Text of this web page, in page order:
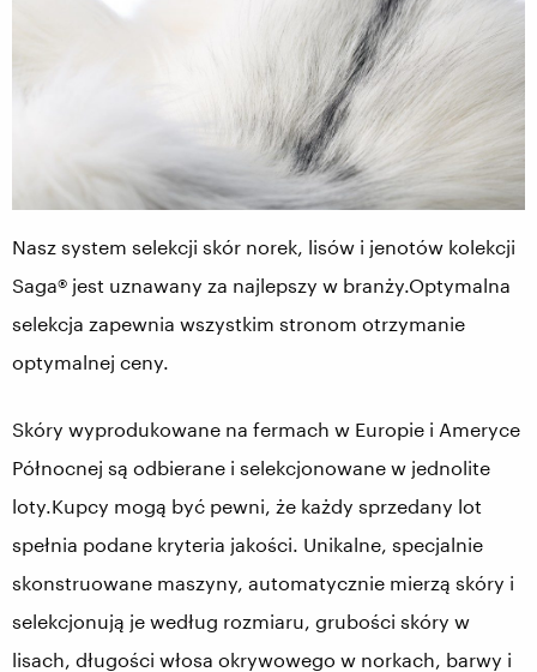
Nasz system selekcji skór norek, lisów i jenotów kolekcji
Saga® jest uznawany za najlepszy w branży.Optymalna
selekcja zapewnia wszystkim stronom otrzymanie
optymalnej ceny.
Skóry wyprodukowane na fermach w Europie i Ameryce
Północnej są odbierane i selekcjonowane w jednolite
loty.Kupcy mogą być pewni, że każdy sprzedany lot
spełnia podane kryteria jakości. Unikalne, specjalnie
skonstruowane maszyny, automatycznie mierzą skóry i
selekcjonują je według rozmiaru, grubości skóry w
lisach, długości włosa okrywowego w norkach, barwy i